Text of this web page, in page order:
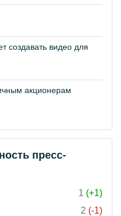
создавать видео для
акционерам
пресс-
1 (+1)
2 (-1)